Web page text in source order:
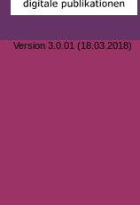
Version 3.0.01 (18.03.2018)